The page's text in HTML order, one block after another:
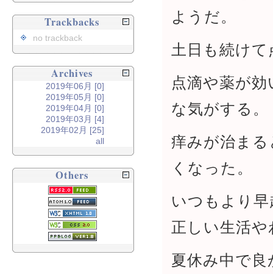
ようだ。
土日も続け
点滴や薬が
な気がする。
痒みが治ま
くなった。
いつもより
正しい生活
夏休み中で
Trackbacks
no trackback
Archives
2019年06月 [0]
2019年05月 [0]
2019年04月 [0]
2019年03月 [4]
2019年02月 [25]
all
Others